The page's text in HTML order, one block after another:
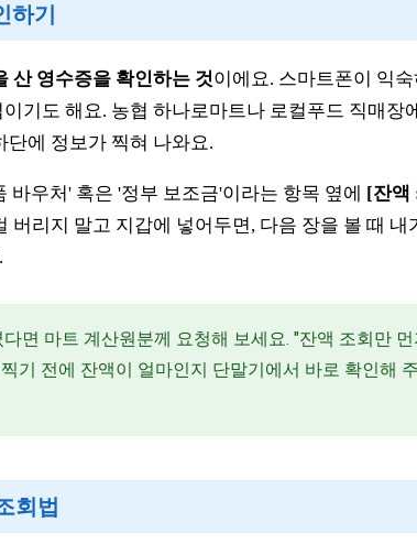
하기
산 영수증을 확인하는 것이에요. 스마트폰이 익
기도 해요. 농협 하나로마트나 로컬푸드 직매장
단에 정보가 찍혀 나와요.
바우처' 혹은 '정부 보조금'이라는 항목 옆에 [잔액
버리지 말고 지갑에 넣어두면, 다음 장을 볼 때 내
면 마트 계산원분께 요청해 보세요. "잔액 조회만
기 전에 잔액이 얼마인지 단말기에서 바로 확인해
회법